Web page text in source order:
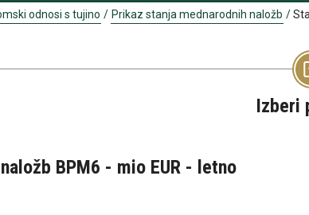
odnosi s tujino / Prikaz stanja mednarodnih naložb /
Izberi
BPM6 - mio EUR - letno